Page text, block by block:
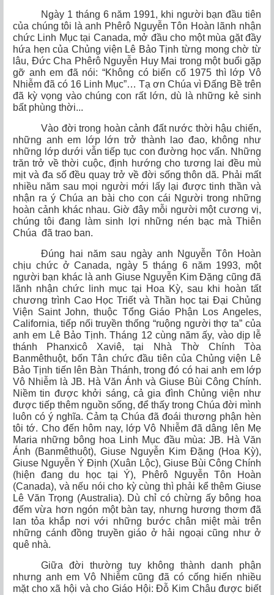
Ngày 1 tháng 6 năm 1991, khi người bạn đầu tiên
của chúng tôi là anh Phêrô Nguyễn Tôn Hoàn lãnh nhận
chức Linh Mục tại Canada, mở đầu cho một mùa gặt đầy
hứa hẹn của Chủng viện Lê Bảo Tịnh từng mong chờ từ
lâu, Đức Cha Phêrô Nguyễn Huy Mai trong một buổi gặp
gỡ anh em đã nói: “Không có biến cố 1975 thì lớp Vô
Nhiễm đã có 16 Linh Mục”… Tạ ơn Chúa vì Đấng Bề trên
đã kỳ vọng vào chúng con rất lớn, dù là những kẻ sinh
bất phùng thời...
Vào đời trong hoàn cảnh đất nước thời hậu chiến,
những anh em lớp lớn trở thành lao đao, không như
những lớp dưới vẫn tiếp tục con đường học vấn. Những
trăn trở về thời cuộc, định hướng cho tương lai đều mù
mịt và đa số đều quay trở về đời sống thôn dã. Phải mất
nhiều năm sau mọi người mới lấy lại được tinh thần và
nhận ra ý Chúa an bài cho con cái Người trong những
hoàn cảnh khác nhau. Giờ đây mỗi người một cương vị,
chúng tôi đang làm sinh lợi những nén bạc mà Thiên
Chúa đã trao ban.
Đúng hai năm sau ngày anh Nguyễn Tôn Hoàn
chịu chức ở Canada, ngày 5 tháng 6 năm 1993, một
người bạn khác là anh Giuse Nguyễn Kim Đặng cũng đã
lãnh nhận chức linh mục tại Hoa Kỳ, sau khi hoàn tất
chương trình Cao Học Triết và Thần học tại Đại Chủng
Viện Saint John, thuộc Tổng Giáo Phận Los Angeles,
California, tiếp nối truyền thống “ruộng người thợ ta” của
anh em Lê Bảo Tịnh. Tháng 12 cùng năm ấy, vào dịp lễ
thánh Phanxicô Xaviê, tại Nhà Thờ Chính Tòa
Banmêthuột, bốn Tân chức đầu tiên của Chủng viện Lê
Bảo Tịnh tiến lên Bàn Thánh, trong đó có hai anh em lớp
Vô Nhiễm là JB. Hà Văn Ánh và Giuse Bùi Công Chính.
Niềm tin được khởi sáng, cả gia đình Chủng viện như
được tiếp thêm nguồn sống, để thấy trong Chúa đời mình
luôn có ý nghĩa. Cảm tạ Chúa đã đoái thương phận hèn
tôi tớ. Cho đến hôm nay, lớp Vô Nhiễm đã dâng lên Mẹ
Maria những bông hoa Linh Mục đầu mùa: JB. Hà Văn
Ánh (Banmêthuột), Giuse Nguyễn Kim Đặng (Hoa Kỳ),
Giuse Nguyễn Ý Định (Xuân Lộc), Giuse Bùi Công Chính
(hiện đang du học tại Ý), Phêrô Nguyễn Tôn Hoàn
(Canada), và nếu nói cho kỳ cùng thì phải kể thêm Giuse
Lê Văn Trọng (Australia). Dù chỉ có chừng ấy bông hoa
đếm vừa hơn ngón một bàn tay, nhưng hương thơm đã
lan tỏa khắp nơi với những bước chân miệt mài trên
những cánh đồng truyền giáo ở hải ngoại cũng như ở
quê nhà.
Giữa đời thường tuy không thành danh phận
nhưng anh em Vô Nhiễm cũng đã có cống hiến nhiều
mặt cho xã hội và cho Giáo Hội: Đỗ Kim Châu được biết